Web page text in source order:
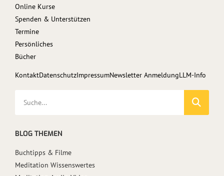
Online Kurse
Spenden & Unterstützen
Termine
Persönliches
Bücher
KontaktDatenschutzImpressumNewsletter AnmeldungLLM-Info
BLOG THEMEN
Buchtipps & Filme
Meditation Wissenswertes